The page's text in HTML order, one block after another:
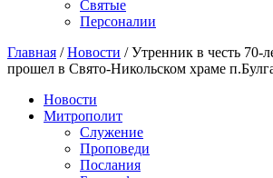
Cвятые
Персоналии
Главная /Новости /Утренник в честь
прошел в Свято-Никольском храме
Новости
Митрополит
Служение
Проповеди
Послания